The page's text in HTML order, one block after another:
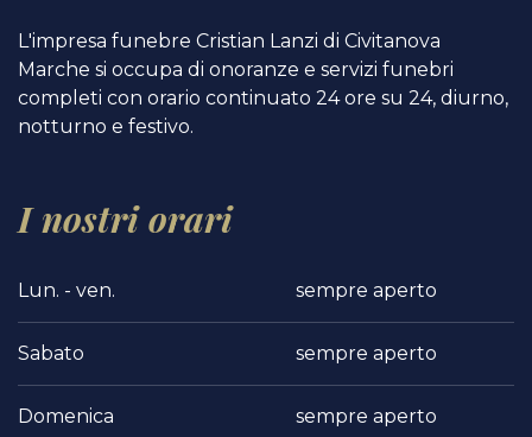
L'impresa funebre Cristian Lanzi di Civitanova
Marche si occupa di onoranze e servizi funebri
completi con orario continuato 24 ore su 24, diurno,
notturno e festivo.
I nostri orari
Lun. - ven. sempre aperto
Sabato sempre aperto
Domenica sempre aperto